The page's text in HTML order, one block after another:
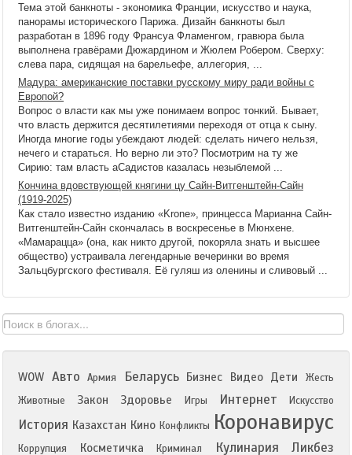
Тема этой банкноты - экономика Франции, искусство и наука,
панорамы исторического Парижа. Дизайн банкноты был
разработан в 1896 году Франсуа Фламенгом, гравюра была
выполнена гравёрами Дюжардином и Жюлем Робером. Сверху:
слева пара, сидящая на барельефе, аллегория, ...
Мадура: американские поставки русскому миру ради войны с
Европой?
Вопрос о власти как мы уже понимаем вопрос тонкий. Бывает,
что власть держится десятилетиями переходя от отца к сыну.
Иногда многие годы убеждают людей: сделать ничего нельзя,
нечего и стараться. Но верно ли это? Посмотрим на ту же
Сирию: там власть аСадистов казалась незыблемой ...
Кончина вдовствующей княгини цу Сайн-Витгенштейн-Сайн
(1919-2025)
Как стало известно изданию «Krone», принцесса Марианна Сайн-
Витгенштейн-Сайн скончалась в воскресенье в Мюнхене.
«Мамарацца» (она, как никто другой, покоряла знать и высшее
общество) устраивала легендарные вечеринки во время
Зальцбургского фестиваля. Её гуляш из оленины и сливовый ...
WOW Авто Армия Беларусь Бизнес Видео Дети
Жесть
Животные
Закон Здоровье Игры Интернет Искусство
История Казахстан Кино Конфликты Коронавирус
Коррупция Косметичка Криминал Кулинария Ликбез